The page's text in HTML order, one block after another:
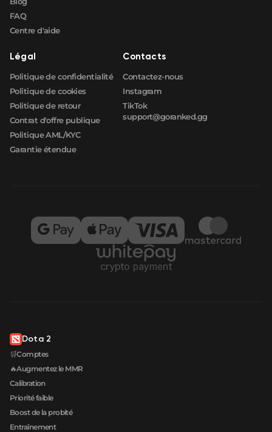
FAQ
Centre d'aide
Légal
Politique de confidentialité
Politique de cookies
Politique de retour
Contrat d'offre publique
Politique AML/KYC
Garantie étendue
Contacts
Contactez-nous
Instagram
TikTok
support@goranked.gg
Dota 2
🛒Comptes
🔥Augmentez le MMR
Calibration
Priorité faible
Boost de la probité
Entraînement